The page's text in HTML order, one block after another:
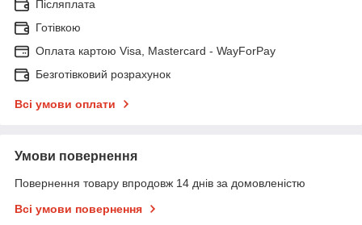
Післяплата
Готівкою
Оплата картою Visa, Mastercard - WayForPay
Безготівковий розрахунок
Всі умови оплати
Умови повернення
Повернення товару впродовж 14 днів за домовленістю
Всі умови повернення